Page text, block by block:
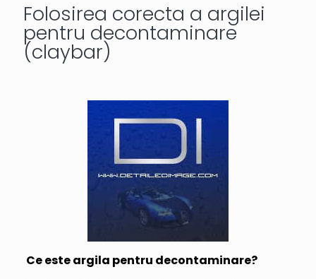
Folosirea corecta a argilei
pentru decontaminare
(claybar)
Ce este argila pentru decontaminare?